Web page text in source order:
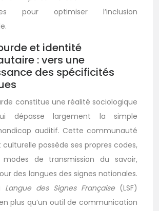
pour optimiser l’inclusion
et identité
: vers une
des spécificités
constitue une réalité sociologique
dépasse largement la simple
auditif. Cette communauté
possède ses propres codes,
de transmission du savoir,
des langues des signes nationales.
Langue des Signes Française(LSF)
plus qu’un outil de communication